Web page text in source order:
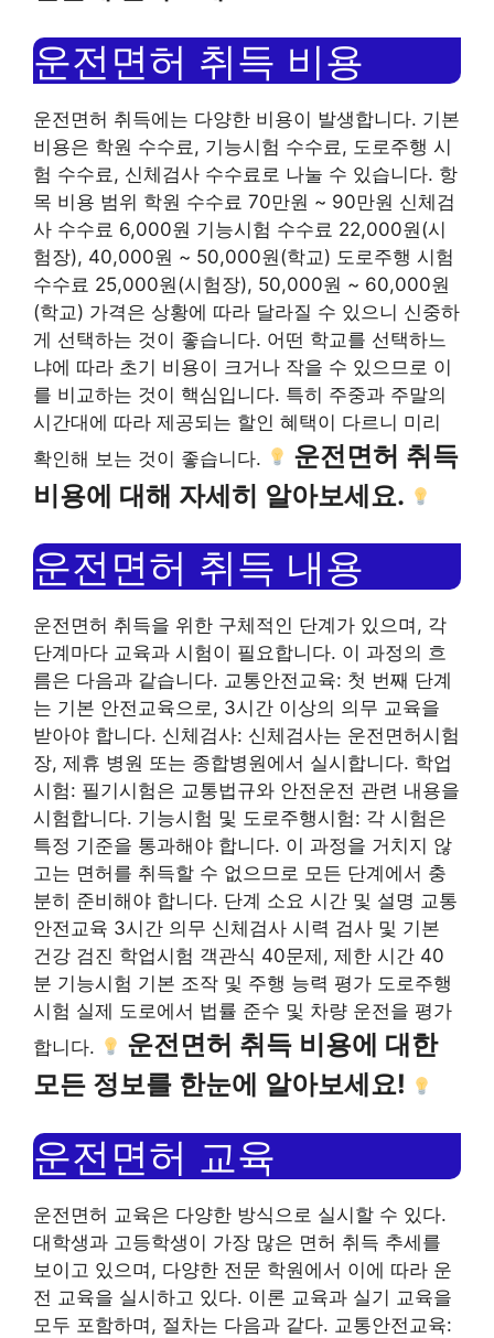
운전면허 취득 비용
운전면허 취득에는 다양한 비용이 발생합니다. 기본
비용은 학원 수수료, 기능시험 수수료, 도로주행 시
험 수수료, 신체검사 수수료로 나눌 수 있습니다. 항
목 비용 범위 학원 수수료 70만원 ~ 90만원 신체검
사 수수료 6,000원 ​​기능시험 수수료 22,000원(시
험장), 40,000원 ​​~ 50,000원(학교) 도로주행 시험
수수료 25,000원(시험장), 50,000원 ​​~ 60,000원
(학교) 가격은 상황에 따라 달라질 수 있으니 신중하
게 선택하는 것이 좋습니다. 어떤 학교를 선택하느
냐에 따라 초기 비용이 크거나 작을 수 있으므로 이
를 비교하는 것이 핵심입니다. 특히 주중과 주말의
시간대에 따라 제공되는 할인 혜택이 다르니 미리
확인해 보는 것이 좋습니다.
운전면허 취득
비용에 대해 자세히 알아보세요.
운전면허 취득 내용
운전면허 취득을 위한 구체적인 단계가 있으며, 각
단계마다 교육과 시험이 필요합니다. 이 과정의 흐
름은 다음과 같습니다. 교통안전교육: 첫 번째 단계
는 기본 안전교육으로, 3시간 이상의 의무 교육을
받아야 합니다. 신체검사: 신체검사는 운전면허시험
장, 제휴 병원 또는 종합병원에서 실시합니다. 학업
시험: 필기시험은 교통법규와 안전운전 관련 내용을
시험합니다. 기능시험 및 도로주행시험: 각 시험은
특정 기준을 통과해야 합니다. 이 과정을 거치지 않
고는 면허를 취득할 수 없으므로 모든 단계에서 충
분히 준비해야 합니다. 단계 소요 시간 및 설명 교통
안전교육 3시간 의무 신체검사 시력 검사 및 기본
건강 검진 학업시험 객관식 40문제, 제한 시간 40
분 기능시험 기본 조작 및 주행 능력 평가 도로주행
시험 실제 도로에서 법률 준수 및 차량 운전을 평가
합니다.
운전면허 취득 비용에 대한
모든 정보를 한눈에 알아보세요!
운전면허 교육
운전면허 교육은 다양한 방식으로 실시할 수 있다.
대학생과 고등학생이 가장 많은 면허 취득 추세를
보이고 있으며, 다양한 전문 학원에서 이에 따라 운
전 교육을 실시하고 있다. 이론 교육과 실기 교육을
모두 포함하며, 절차는 다음과 같다. 교통안전교육: